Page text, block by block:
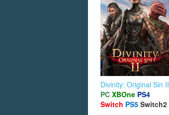
Divinity: Original Sin II
PC XBOne PS4
Switch PS5 Switch2